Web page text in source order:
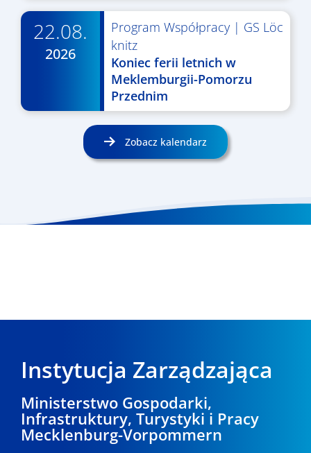
22.08.
2026
Program Współpracy| GS Löc
knitz
Koniec ferii letnich w
Meklemburgii-Pomorzu
Przednim
Zobacz kalendarz
Instytucja Zarządzająca
Ministerstwo Gospodarki,
Infrastruktury, Turystyki i Pracy
Mecklenburg-Vorpommern